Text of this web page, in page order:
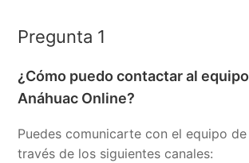
Pregunta 1
¿Cómo puedo contactar al
Anáhuac Online?
Puedes comunicarte con el equipo
través de los siguientes canales: